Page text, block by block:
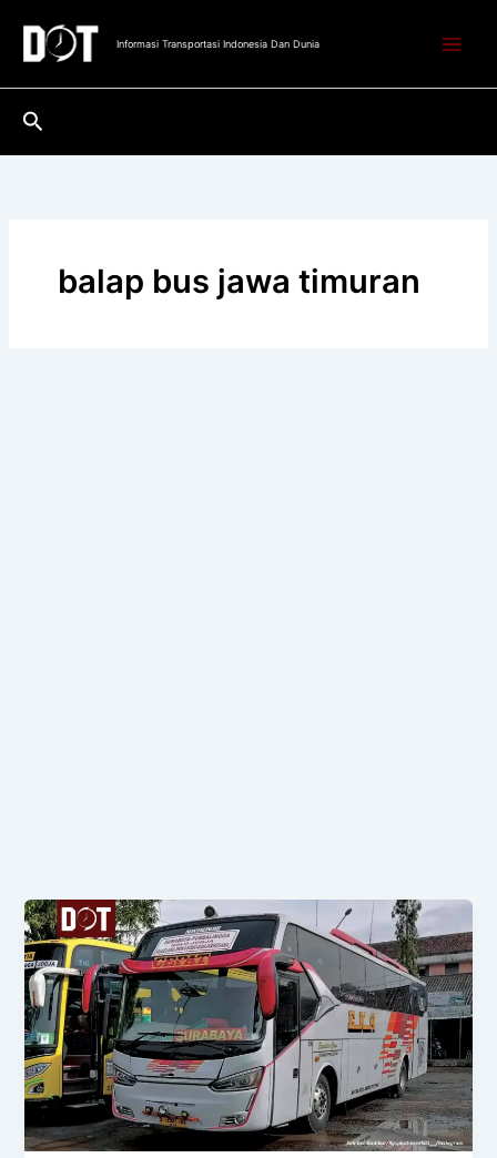
konten
Informasi Transportasi Indonesia Dan Dunia
Cari
balap bus jawa timuran